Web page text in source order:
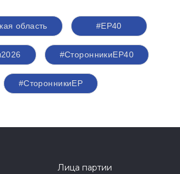
область #ЕР40
#СторонникиЕР40
#СторонникиЕР
Лица партии